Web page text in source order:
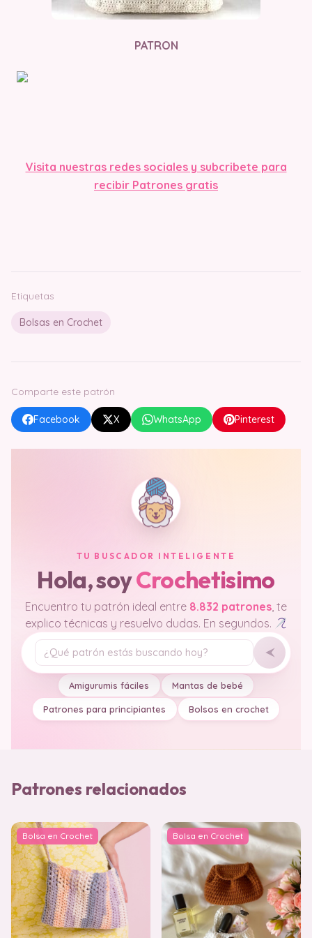
PATRON
Visita nuestras redes sociales y subcribete para
recibir Patrones gratis
Etiquetas
Bolsas en Crochet
Comparte este patrón
Facebook X WhatsApp Pinterest
TU BUSCADOR INTELIGENTE
Hola, soyCrochetisimo
Encuentro tu patrón ideal entre 8.832 patrones, te
explico técnicas y resuelvo dudas. En segundos.
Tu pregunta
Amigurumis fáciles Mantas de bebé
Patrones para principiantes Bolsos en crochet
Patrones relacionados
Bolsa en Crochet Bolsa en Crochet